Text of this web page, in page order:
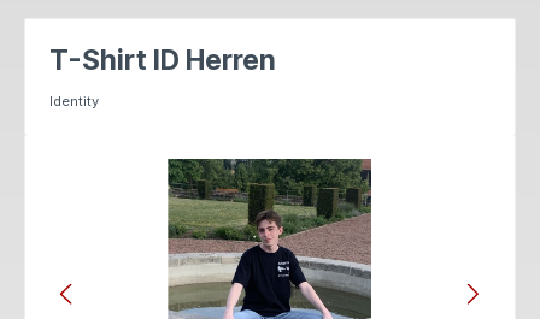
T-Shirt ID Herren
Identity
Bildergalerie überspringen